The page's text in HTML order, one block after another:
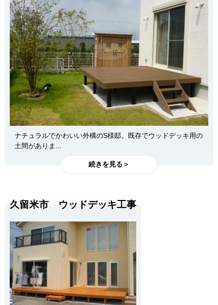
ナチュラルでかわいい外構のS様邸。既存でウッドデッキ用の
土間がありま...
続きを見る＞
久留米市 ウッドデッキ工事